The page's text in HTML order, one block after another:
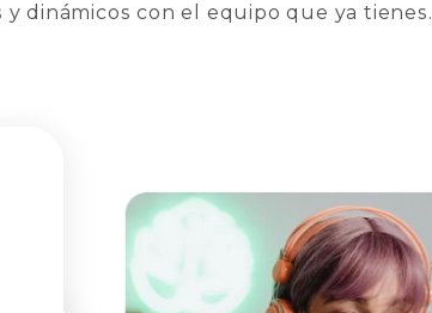
dinámicos con el equipo que ya tienes.